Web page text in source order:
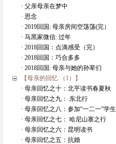
· 父亲母亲在梦中
· 思念
· 2019回国: 母亲房间空荡荡(完）
· 马黑家微信: 过年
· 2018回国：点滴感受（完）
· 2018回国：巧合多多
· 2018回国: 母亲与她的孙辈们
【母亲的回忆 （1）】
· 母亲回忆之十：北平读书春夏秋
· 母亲回忆之九： 东北行
· 母亲回忆之八：参加“一二一”学生
· 母亲回忆之七： 哈尼山寨之行
· 母亲回忆之六：昆明读书
· 母亲回忆之五：抗婚